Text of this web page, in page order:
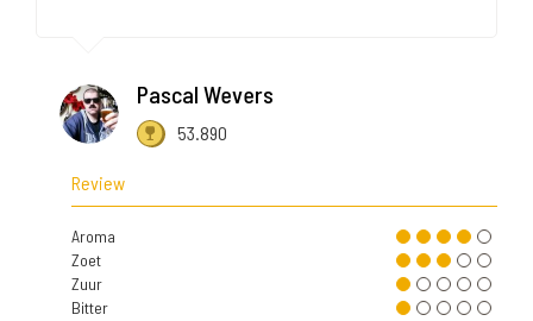
Pascal Wevers
53.890
Review
Aroma
Zoet
Zuur
Bitter